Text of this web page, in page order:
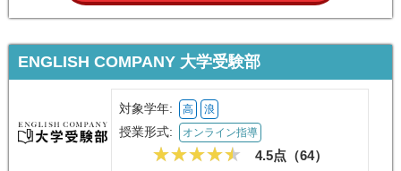
ENGLISH COMPANY 大学受験部
対象学年: 高 浪
授業形式: オンライン指導
4.5点（64）